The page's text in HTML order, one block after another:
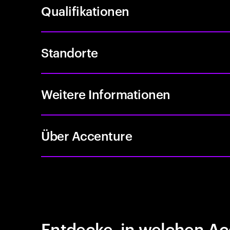
Qualifikationen
Standorte
Weitere Informationen
Über Accenture